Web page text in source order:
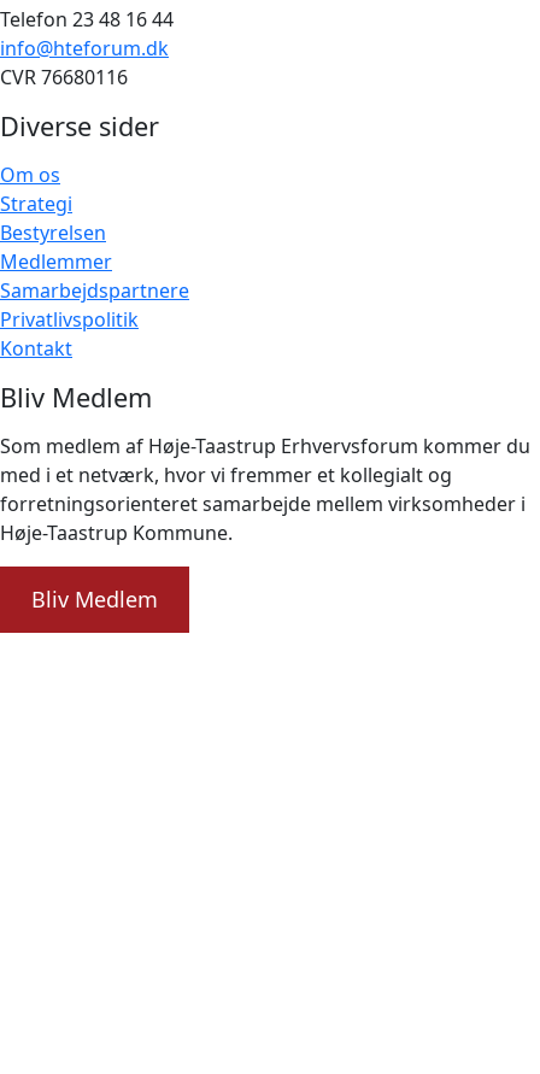
Telefon 23 48 16 44
info@hteforum.dk
CVR 76680116
Diverse sider
Om os
Strategi
Bestyrelsen
Medlemmer
Samarbejdspartnere
Privatlivspolitik
Kontakt
Bliv Medlem
Som medlem af Høje-Taastrup Erhvervsforum kommer du
med i et netværk, hvor vi fremmer et kollegialt og
forretningsorienteret samarbejde mellem virksomheder i
Høje-Taastrup Kommune.
Bliv Medlem